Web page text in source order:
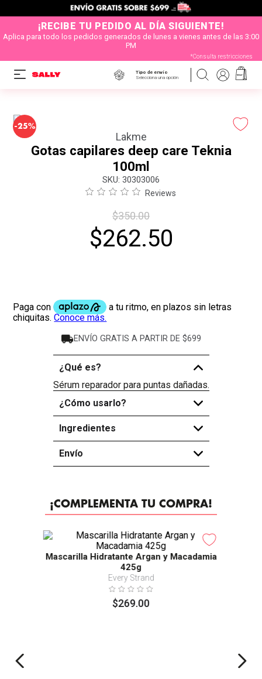
¡RECIBE TU PEDIDO AL DÍA SIGUIENTE!
Aplica para todo los pedidos generados de lunes a vienes antes de las 3:00
PM
*Consulta restricciones
Tipo de envío
Selecciona una opción
-25%
Lakme
Gotas capilares deep care Teknia
100ml
: 30303006
Reviews
$350.00
$262.50
ENVÍO GRATIS A PARTIR DE $699
¿Qué es?
-
Sérum reparador para puntas dañadas.
¿Cómo usarlo?
+
Ingredientes +
Envío +
¡COMPLEMENTA TU COMPRA!
Mascarilla Hidratante Argan y Macadamia
425g
Every Strand
$269.00